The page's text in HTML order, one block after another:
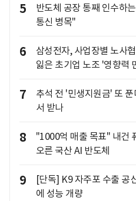
5
반도체 공장 통째 인수하
통신 병목"
6
삼성전자, 사업장별 노사
잃은 초기업 노조 '영향력
7
추석 전 '민생지원금' 또
서 받나
8
"1000억 매출 목표" 내건
오른 국산 AI 반도체
9
[단독] K9 자주포 수출 공
에 성능 개량